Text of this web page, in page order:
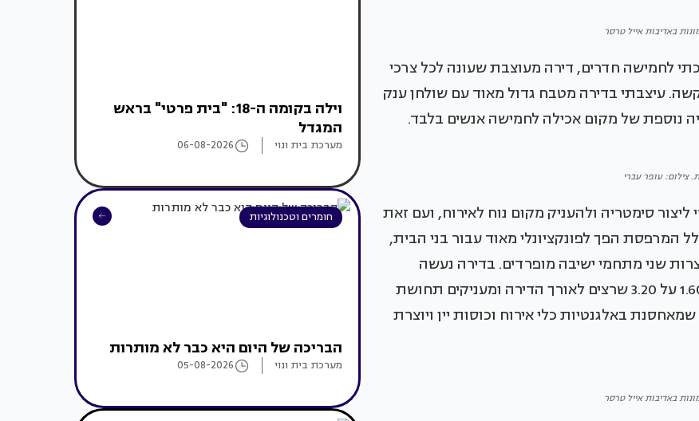
באדיבות אייל טרסר
לחמישה חדרים, דירה מעוצבת שעונה לכל צרכי
עיצבתי בדירה מטבח גדול מאוד עם שולחן ענק
צילום: עופר עברי
סימטריה ולהעניק מקום נוח לאירוח, ועם זאת
המרפסת הפך לפונקציונלי מאוד עבור בני הבית,
שני מתחמי ישיבה מופרדים. בדירה נעשה
שימוש בחיפויים ובריצוף של אריחים גדולים במידות 1.60 על 3.20 שרצים לאורך הדירה ומעניקים תחושת
באלגנטיות כלי אירוח וכוסות יין ויוצרת
באדיבות אייל טרסר
וילה בקומה ה-18: "בית פרטי" בראש
המגדל
מערכת בית ונוי 06-08-2026
חומרים וטכנולוגיות
הבריכה של היום היא כבר לא מותרות
מערכת בית ונוי 05-08-2026